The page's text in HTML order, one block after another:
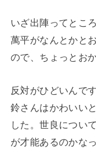
いざ出陣ってとこ
萬平がなんとかと
ので、ちょっとお
反対がひどいんで
鈴さんはかわいい
した。世良につい
が才能あるのかな